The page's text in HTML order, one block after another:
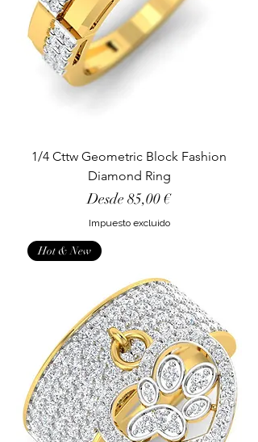
1/4 Cttw Geometric Block Fashion
Diamond Ring
Desde 85,00 €
Precio de oferta
Impuesto excluido
Hot & New